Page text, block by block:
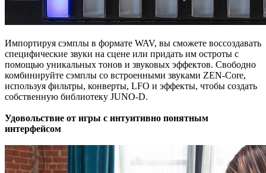
Импортируя сэмплы в формате WAV, вы сможете воссоздавать
специфические звуки на сцене или придать им остроты с
помощью уникальных тонов и звуковых эффектов. Свободно
комбинируйте сэмплы со встроенными звуками ZEN-Core,
используя фильтры, конверты, LFO и эффекты, чтобы создать
собственную библиотеку JUNO-D.
Удовольствие от игры с интуитивно понятным
интерфейсом